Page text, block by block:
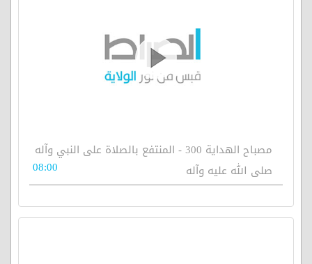
مصباح الهداية 300 - المنتفع بالصلاة على النبي وآله
صلى الله عليه وآله
08:00